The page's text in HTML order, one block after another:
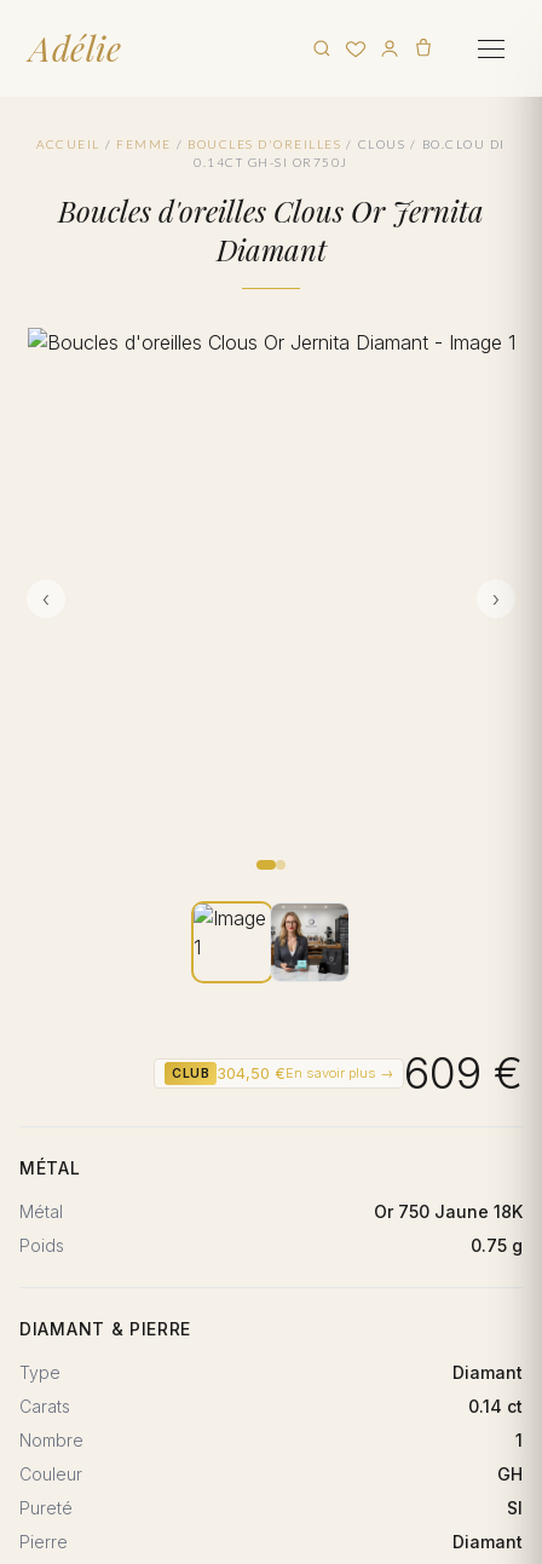
Adélie
ACCUEIL / FEMME / BOUCLES D'OREILLES / CLOUS / BO.CLOU DI
0.14CT GH-SI OR750J
Boucles d'oreilles Clous Or Jernita
Diamant
‹ ›
CLUB 304,50 €En savoir plus → 609 €
MÉTAL
Métal
Or 750 Jaune 18K
Poids
0.75 g
DIAMANT & PIERRE
Type
Diamant
Carats
0.14 ct
Nombre
1
Couleur
GH
Pureté
SI
Pierre
Diamant